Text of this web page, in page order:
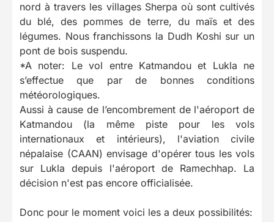
nord à travers les villages Sherpa où sont cultivés
du blé, des pommes de terre, du maïs et des
légumes. Nous franchissons la Dudh Koshi sur un
pont de bois suspendu.
*A noter: Le vol entre Katmandou et Lukla ne
s’effectue que par de bonnes conditions
météorologiques.
Aussi à cause de l’encombrement de l'aéroport de
Katmandou (la même piste pour les vols
internationaux et intérieurs), l'aviation civile
népalaise (CAAN) envisage d'opérer tous les vols
sur Lukla depuis l'aéroport de Ramechhap. La
décision n'est pas encore officialisée.
Donc pour le moment voici les a deux possibilités: